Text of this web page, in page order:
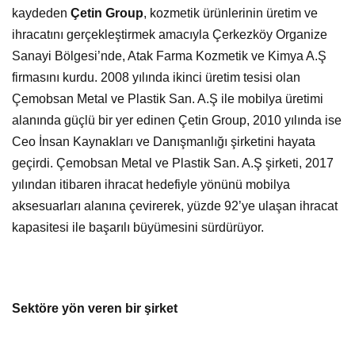
kaydedenÇetin Group, kozmetik ürünlerinin üretim ve
ihracatını gerçekleştirmek amacıyla Çerkezköy Organize
Sanayi Bölgesi’nde, Atak Farma Kozmetik ve Kimya A.Ş
firmasını kurdu. 2008 yılında ikinci üretim tesisi olan
Çemobsan Metal ve Plastik San. A.Ş ile mobilya üretimi
alanında güçlü bir yer edinen Çetin Group, 2010 yılında ise
Ceo İnsan Kaynakları ve Danışmanlığı şirketini hayata
geçirdi. Çemobsan Metal ve Plastik San. A.Ş şirketi, 2017
yılından itibaren ihracat hedefiyle yönünü mobilya
aksesuarları alanına çevirerek, yüzde 92’ye ulaşan ihracat
kapasitesi ile başarılı büyümesini sürdürüyor.
Sektöre yön veren bir şirket